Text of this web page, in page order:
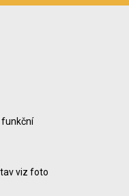
funkční
viz foto